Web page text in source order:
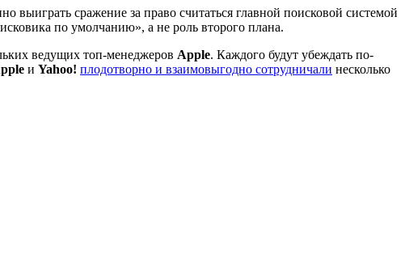
выиграть сражение за право считаться главной поисковой системой
по умолчанию», а не роль второго плана.
ведущих топ-менеджеров Apple. Каждого будут убеждать по-
и Yahoo! плодотворно и взаимовыгодно сотрудничали несколько